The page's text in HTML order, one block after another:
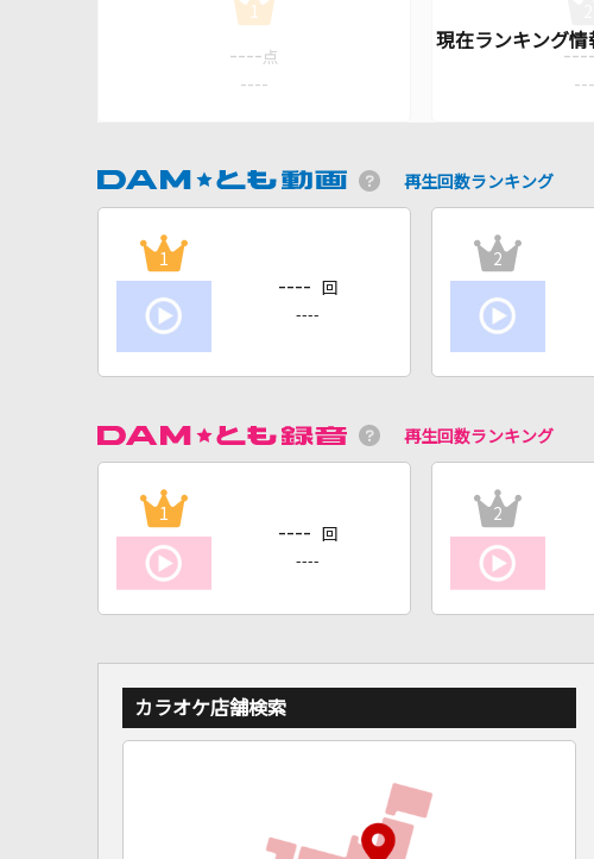
1
---- 点
----
----
再生回数ランキング
1
---- 回
----
2
再生回数ランキング
1
---- 回
----
2
カラオケ店舗検索